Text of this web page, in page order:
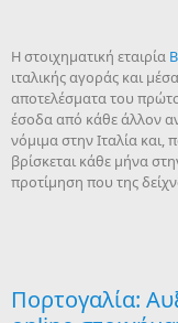
Η στοιχηματική εταιρία
ιταλικής αγοράς και
αποτελέσματα του
έσοδα από κάθε άλλον
νόμιμα στην Ιταλία
βρίσκεται κάθε μήνα
προτίμηση που της
Πορτογαλία: